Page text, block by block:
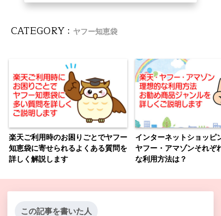
CATEGORY : ヤフー知恵袋
楽天ご利用時のお困りごとでヤフー
知恵袋に寄せられるよくある質問を
詳しく解説します
インターネットショッピ
ヤフー・アマゾンそれぞ
な利用方法は？
この記事を書いた人